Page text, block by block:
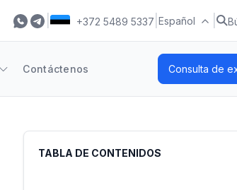
+372 5489 5337 Español
Contáctenos Consulta de
TABLA DE CONTENIDOS